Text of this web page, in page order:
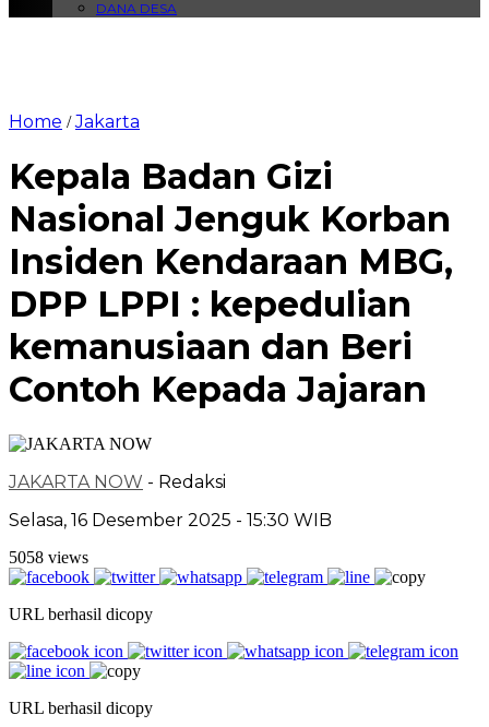
DANA DESA
Home /Jakarta
Kepala Badan Gizi
Nasional Jenguk Korban
Insiden Kendaraan MBG,
DPP LPPI : kepedulian
kemanusiaan dan Beri
Contoh Kepada Jajaran
JAKARTA NOW - Redaksi
Selasa, 16 Desember 2025 - 15:30 WIB
5058 views
URL berhasil dicopy
URL berhasil dicopy